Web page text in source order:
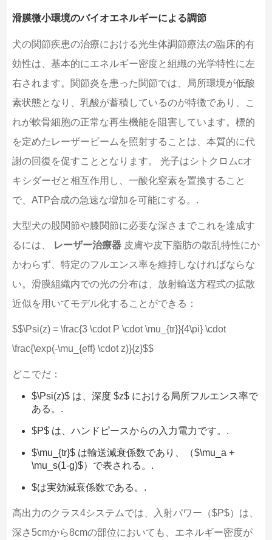
滑膜微小環境のバイオエネルギーによる調節
犬の関節疾患の治療における光生体調節療法の臨床的有
効性は、基本的にエネルギー密度と組織の光学特性に左
右されます。関節炎を患った関節では、局所環境が低酸
素状態となり、乳酸が蓄積しているのが特徴であり、こ
れが軟骨細胞の正常な再生機能を阻害しています。標的
を定めたレーザービームを照射することは、本質的に代
謝の回復を促すこととなります。 光子はシトクロムcオ
キシダーゼと相互作用し、一酸化窒素を置換すること
で、ATP合成の急速な増加を可能にする。.
大型犬の股関節や膝関節に必要な深さまでこれを達成す
るには、
レーザー治療器皮膚や皮下脂肪の散乱特性にか
かわらず、特定のフルエンス率を維持しなければならな
い。滑膜組織内での光の分布は、放射輸送方程式の拡散
近似を用いてモデル化することができる：
$$\Psi(z) = \frac{3 \cdot P \cdot \mu_{tr}}{4\pi} \cdot
\frac{\exp(-\mu_{eff} \cdot z)}{z}$$
どこでだ：
$\Psi(z)$ は、深度 $z$ における局所フルエンス率で
ある。.
$P$ は、ハンドピースからの入力電力です。.
$\mu_{tr}$ は輸送減衰係数であり、（$\mu_a +
\mu_s(1-g)$）で表される。.
$は実効減衰係数である。.
高出力のクラス4システムでは、入射パワー（$P$）は、
深さ5cmから8cmの部位においても、エネルギー密度が